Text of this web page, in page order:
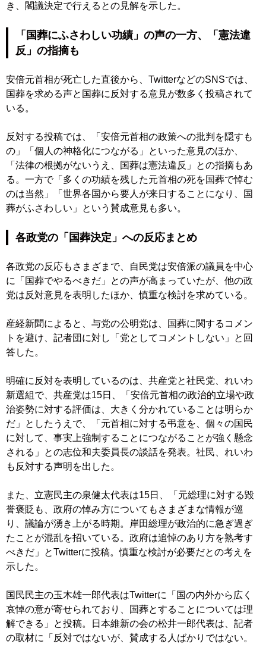
き、閣議決定で行えるとの見解を示した。
「国葬にふさわしい功績」の声の一方、「憲法違
反」の指摘も
安倍元首相が死亡した直後から、TwitterなどのSNSでは、
国葬を求める声と国葬に反対する意見が数多く投稿されて
いる。
反対する投稿では、「安倍元首相の政策への批判を隠すも
の」「個人の神格化につながる」といった意見のほか、
「法律の根拠がないうえ、国葬は憲法違反」との指摘もあ
る。一方で「多くの功績を残した元首相の死を国葬で悼む
のは当然」「世界各国から要人が来日することになり、国
葬がふさわしい」という賛成意見も多い。
各政党の「国葬決定」への反応まとめ
各政党の反応もさまざまで、自民党は安倍派の議員を中心
に「国葬でやるべきだ」との声が高まっていたが、他の政
党は反対意見を表明したほか、慎重な検討を求めている。
産経新聞によると、与党の公明党は、国葬に関するコメン
トを避け、記者団に対し「党としてコメントしない」と回
答した。
明確に反対を表明しているのは、共産党と社民党、れいわ
新選組で、共産党は15日、「安倍元首相の政治的立場や政
治姿勢に対する評価は、大きく分かれていることは明らか
だ」としたうえで、「元首相に対する弔意を、個々の国民
に対して、事実上強制することにつながることが強く懸念
される」との志位和夫委員長の談話を発表。社民、れいわ
も反対する声明を出した。
また、立憲民主の泉健太代表は15日、「元総理に対する毀
誉褒貶も、政府の悼み方についてもさまざまな情報が巡
り、議論が湧き上がる時期。岸田総理が政治的に急ぎ過ぎ
たことが混乱を招いている。政府は追悼のあり方を熟考す
べきだ」とTwitterに投稿。慎重な検討が必要だとの考えを
示した。
国民民主の玉木雄一郎代表はTwitterに「国の内外から広く
哀悼の意が寄せられており、国葬とすることについては理
解できる」と投稿。日本維新の会の松井一郎代表は、記者
の取材に「反対ではないが、賛成する人ばかりではない。